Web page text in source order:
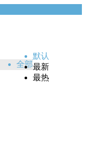
全部
默认
最新
最热